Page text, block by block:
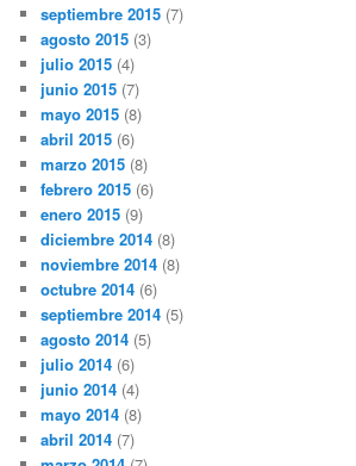
septiembre 2015 (7)
agosto 2015 (3)
julio 2015 (4)
junio 2015 (7)
mayo 2015 (8)
abril 2015 (6)
marzo 2015 (8)
febrero 2015 (6)
enero 2015 (9)
diciembre 2014 (8)
noviembre 2014 (8)
octubre 2014 (6)
septiembre 2014 (5)
agosto 2014 (5)
julio 2014 (6)
junio 2014 (4)
mayo 2014 (8)
abril 2014 (7)